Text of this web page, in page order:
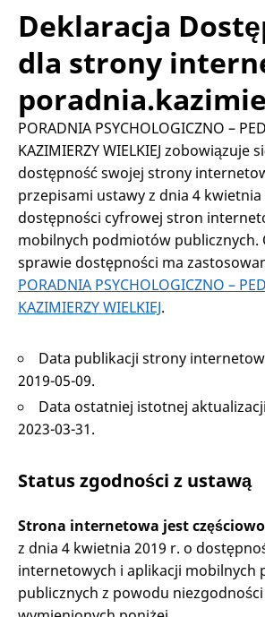
Deklaracja
dla strony
PORADNIA PSYCHOLOGICZNO –
KAZIMIERZY WIELKIEJ zobowiązuje
dostępność swojej strony
przepisami ustawy z dnia 4 kwietnia
dostępności cyfrowej stron
mobilnych podmiotów publicznych.
sprawie dostępności ma
PORADNIA PSYCHOLOGICZNO –
KAZIMIERZY WIELKIEJ.
Data publikacji strony
2019-05-09.
Data ostatniej istotnej
2023-03-31.
Status zgodności z ustawą
Strona internetowa jest
z dnia 4 kwietnia 2019 r. o
internetowych i aplikacji mobilnych
publicznych z powodu niezgodności